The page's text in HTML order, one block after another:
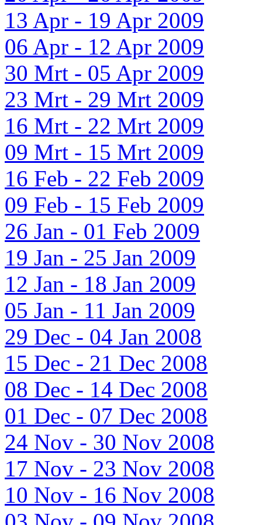
13 Apr - 19 Apr 2009
06 Apr - 12 Apr 2009
30 Mrt - 05 Apr 2009
23 Mrt - 29 Mrt 2009
16 Mrt - 22 Mrt 2009
09 Mrt - 15 Mrt 2009
16 Feb - 22 Feb 2009
09 Feb - 15 Feb 2009
26 Jan - 01 Feb 2009
19 Jan - 25 Jan 2009
12 Jan - 18 Jan 2009
05 Jan - 11 Jan 2009
29 Dec - 04 Jan 2008
15 Dec - 21 Dec 2008
08 Dec - 14 Dec 2008
01 Dec - 07 Dec 2008
24 Nov - 30 Nov 2008
17 Nov - 23 Nov 2008
10 Nov - 16 Nov 2008